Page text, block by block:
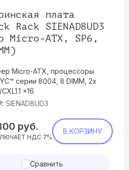
плата
Rack SIENAD8UD3
Micro-ATX, SP6,
Micro-ATX, процессоры
серии 8004, 8 DIMM, 2x
x16
SIENAD8UD3
руб.
НДС 7%
В КОРЗИНУ
Сравнить